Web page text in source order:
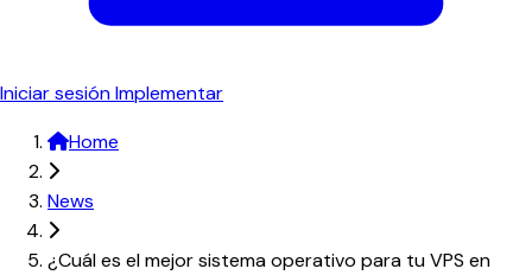
Iniciar sesiónImplementar
Home
News
¿Cuál es el mejor sistema operativo para tu VPS en